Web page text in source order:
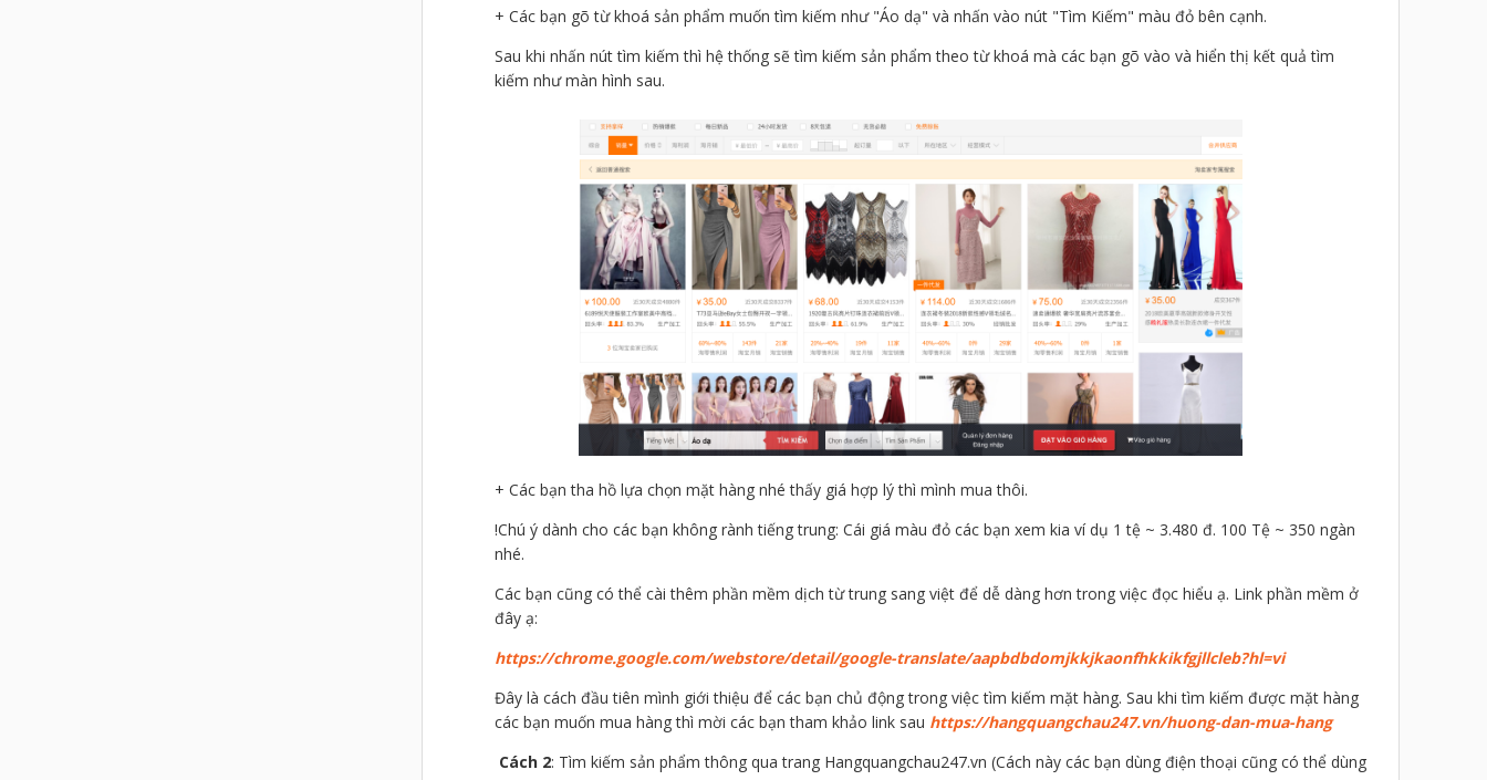
+ Các bạn gõ từ khoá sản phẩm muốn tìm kiếm như "Áo dạ" và nhấn vào nút "Tìm Kiếm" màu đỏ bên cạnh.
Sau khi nhấn nút tìm kiếm thì hệ thống sẽ tìm kiếm sản phẩm theo từ khoá mà các bạn gõ vào và hiển thị kết quả tìm
kiếm như màn hình sau.
+ Các bạn tha hồ lựa chọn mặt hàng nhé thấy giá hợp lý thì mình mua thôi.
!Chú ý dành cho các bạn không rành tiếng trung: Cái giá màu đỏ các bạn xem kia ví dụ 1 tệ ~ 3.480 đ. 100 Tệ ~ 350 ngàn
nhé.
Các bạn cũng có thể cài thêm phần mềm dịch từ trung sang việt để dễ dàng hơn trong việc đọc hiểu ạ. Link phần mềm ở
đây ạ:
https://chrome.google.com/webstore/detail/google-translate/aapbdbdomjkkjkaonfhkkikfgjllcleb?hl=vi
Đây là cách đầu tiên mình giới thiệu để các bạn chủ động trong việc tìm kiếm mặt hàng. Sau khi tìm kiếm được mặt hàng
các bạn muốn mua hàng thì mời các bạn tham khảo link sau https://hangquangchau247.vn/huong-dan-mua-hang
Cách 2: Tìm kiếm sản phẩm thông qua trang Hangquangchau247.vn (Cách này các bạn dùng điện thoại cũng có thể dùng